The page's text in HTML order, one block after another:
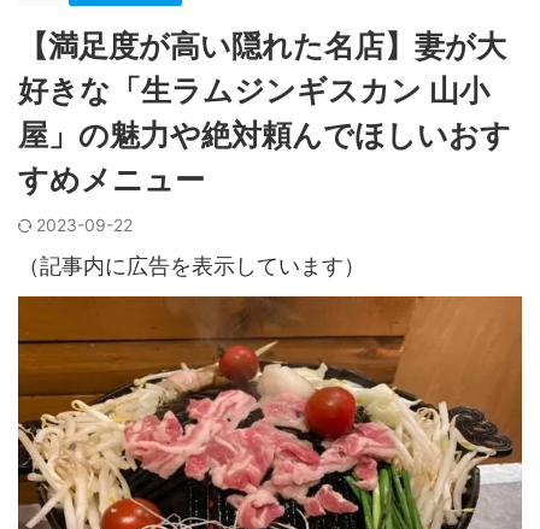
【満足度が高い隠れた名店】妻が大
好きな「生ラムジンギスカン 山小
屋」の魅力や絶対頼んでほしいおす
すめメニュー
2023-09-22
（記事内に広告を表示しています）